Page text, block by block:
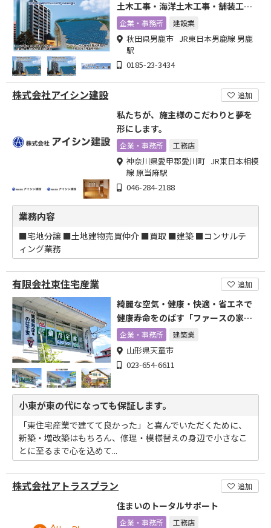
土木工事・海洋土木工事・舗装工
事・造園工事
企業・事務所 建設業
秋田県男鹿市 JR東日本男鹿線 男鹿
駅
0185-23-3434
株式会社アイシン建設 追加
私たちが、施主様のこだわりと夢を
形にします。
企業・事務所 工務店
神奈川県愛甲郡愛川町 JR東日本相模
線 原当麻駅
046-284-2188
業務内容
■宅地分譲 ■土地建物売買仲介 ■買取 ■建築 ■コンサルテ
ィング業務
有限会社東住宅産業 追加
綺麗な空気・健康・快適・省エネで
健康寿命をのばす「ファースの家」
をご検討下さい。
企業・事務所 建築業
山形県天童市
023-654-6611
小東が東の代になっても保証します。
「東住宅産業で建てて良かった」と喜んでいただくために、
新築・増改築はもちろん、修理・模様替えの身辺で小さなこ
とに至るまで心を込めて...
株式会社アトラスプラン 追加
住まいのトータルサポート
企業・事務所 工務店